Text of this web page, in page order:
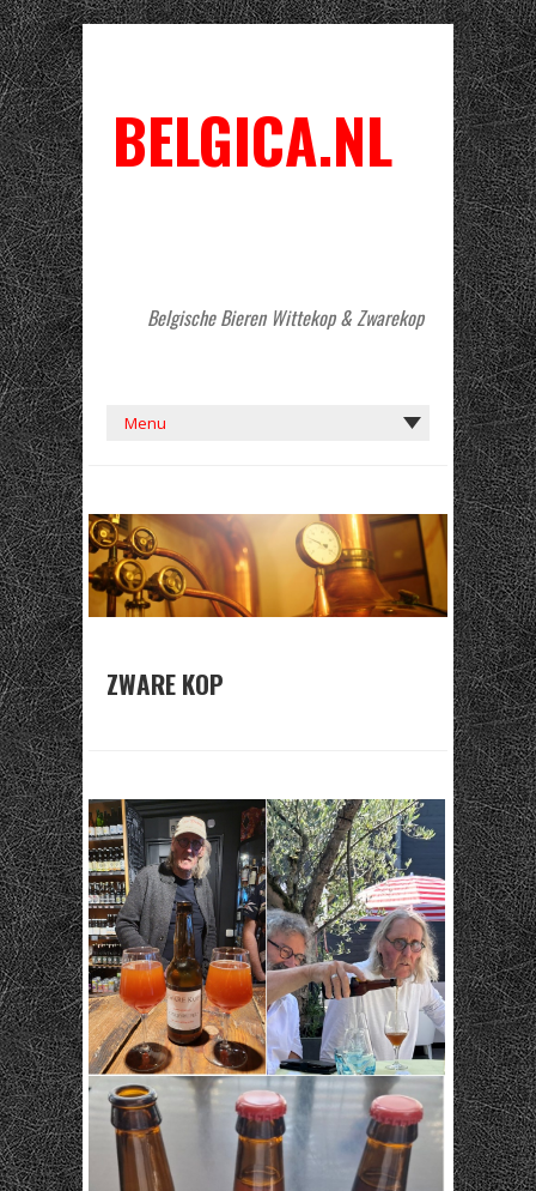
BELGICA.NL
Belgische Bieren Wittekop & Zwarekop
ZWARE KOP